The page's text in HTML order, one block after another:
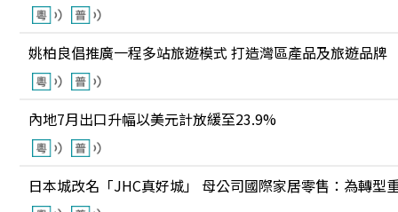
姚柏良倡推廣一程多站旅遊模式 打造灣區產品及旅遊品牌
內地7月出口升幅以美元計放緩至23.9%
日本城改名「JHC真好城」 母公司國際家居零售：為轉型